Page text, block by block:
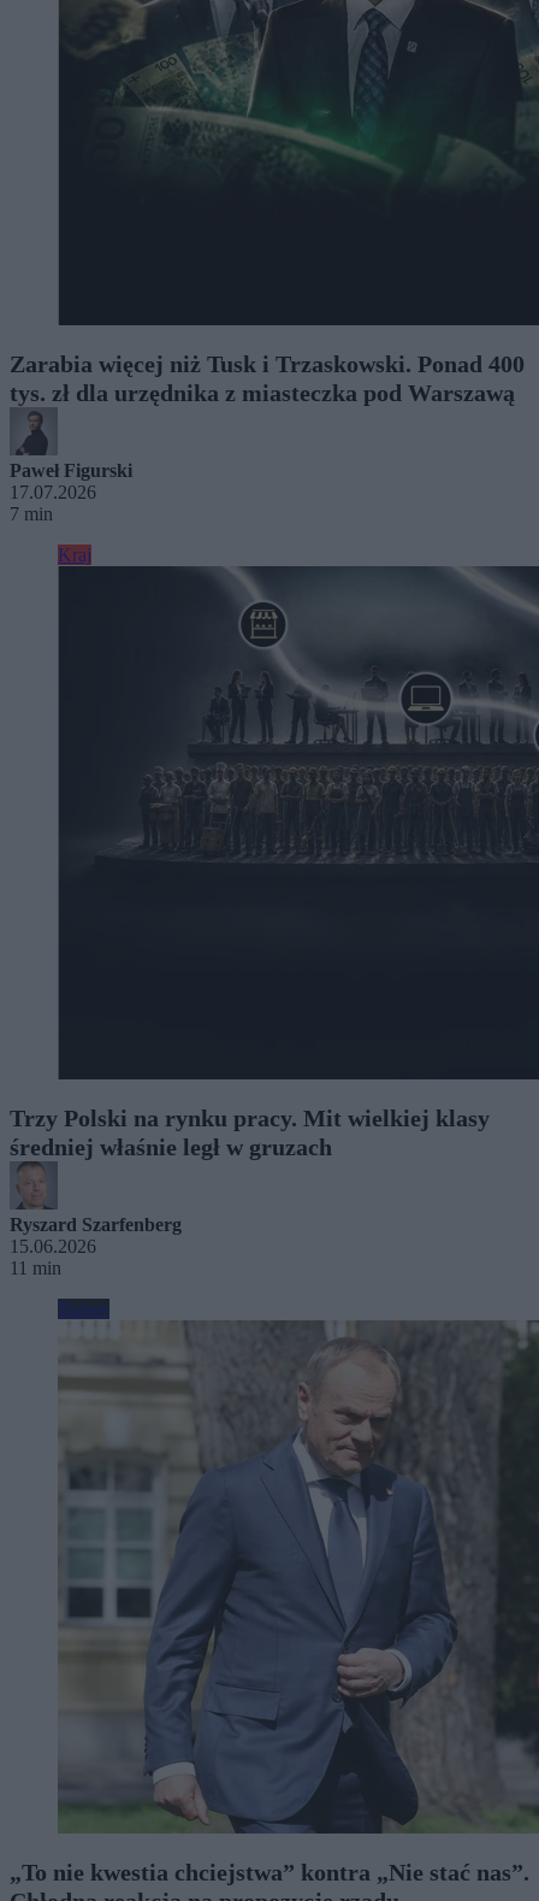
Zarabia więcej niż Tusk i Trzaskowski. Ponad 400
tys. zł dla urzędnika z miasteczka pod Warszawą
Paweł Figurski
17.07.2026
7 min
Kraj
Trzy Polski na rynku pracy. Mit wielkiej klasy
średniej właśnie legł w gruzach
Ryszard Szarfenberg
15.06.2026
11 min
Biznes
„To nie kwestia chciejstwa” kontra „Nie stać nas”.